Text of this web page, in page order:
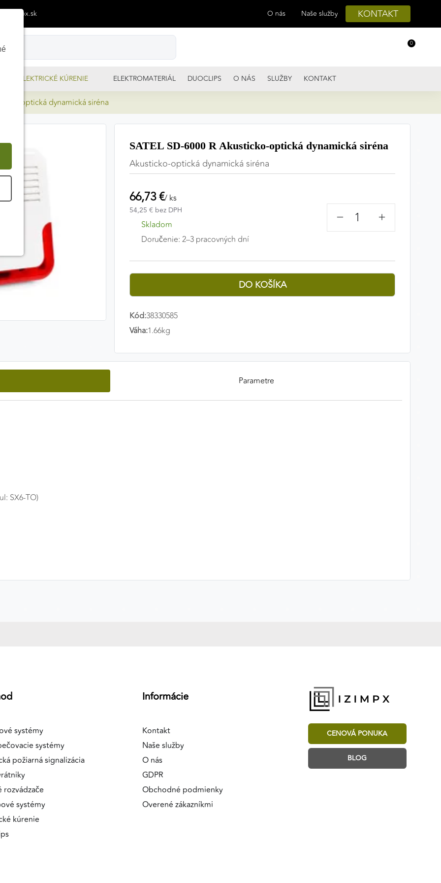
O nás Naše služby KONTAKT
0
ELEKTRICKÉ KÚRENIE ELEKTROMATERIÁL DUOCLIPS O NÁS SLUŽBY KONTAKT
optická dynamická siréna
SATEL SD-6000 R Akusticko-optická dynamická siréna
Akusticko-optická dynamická siréna
66,73 €/ ks
54,25 € bez DPH
Skladom
Doručenie: 2–3 pracovných dní
− +
Kód:38330585
Váha:1.66kg
Parametre
SX6-TO)
systémy
systémy
požiarná signalizácia
rozvádzače
systémy
kúrenie
Informácie
Kontakt
Naše služby
O nás
GDPR
Obchodné podmienky
Overené zákazníkmi
CENOVÁ PONUKA
BLOG